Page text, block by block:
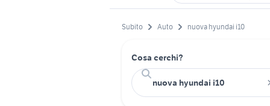
Subito Auto nuova hyundai i10
Cosa cerchi?